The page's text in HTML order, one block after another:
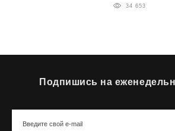
34 653
Подпишись на